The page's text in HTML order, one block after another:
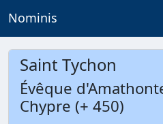
Nominis
Saint Tychon
Évêque
Chypre (+ 450)